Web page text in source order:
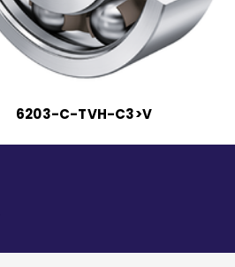
6203-C-TVH-C3>V